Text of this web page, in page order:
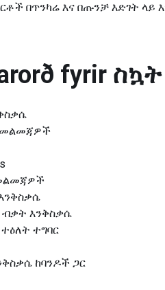
በጥንካሬ እና በጡንቻ እድገት ላይ
fyrir ስኳት
መልመጃዎች
ብቃት እንቅስቃሴ
ተዕለት ተግባር
ከባንዶች ጋር